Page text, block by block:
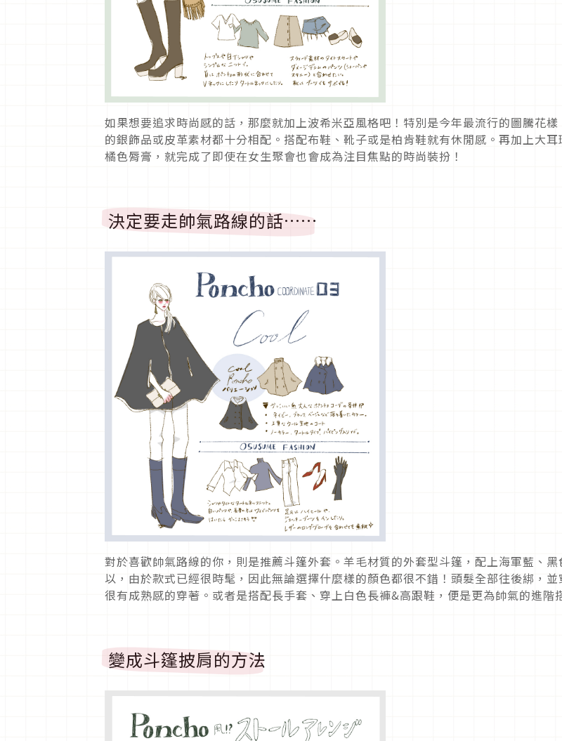
如果想要追求時尚感的話，那麼就加上波希米亞風格吧！特別是今年最流行的圖騰花
的銀飾品或皮革素材都十分相配。搭配布鞋、靴子或是柏肯鞋就有休閒感。再加上大
橘色脣膏，就完成了即使在女生聚會也會成為注目焦點的時尚裝扮！
決定要走帥氣路線的話……
對於喜歡帥氣路線的你，則是推薦斗篷外套。羊毛材質的外套型斗篷，配上海軍藍、
以，由於款式已經很時髦，因此無論選擇什麼樣的顏色都很不錯！頭髮全部往後綁，
很有成熟感的穿著。或者是搭配長手套、穿上白色長褲&高跟鞋，便是更為帥氣的進階
變成斗篷披肩的方法